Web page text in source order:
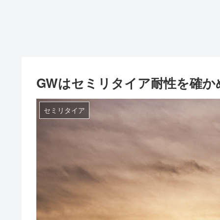
GWはセミリタイア耐性を確か
セミリタイア